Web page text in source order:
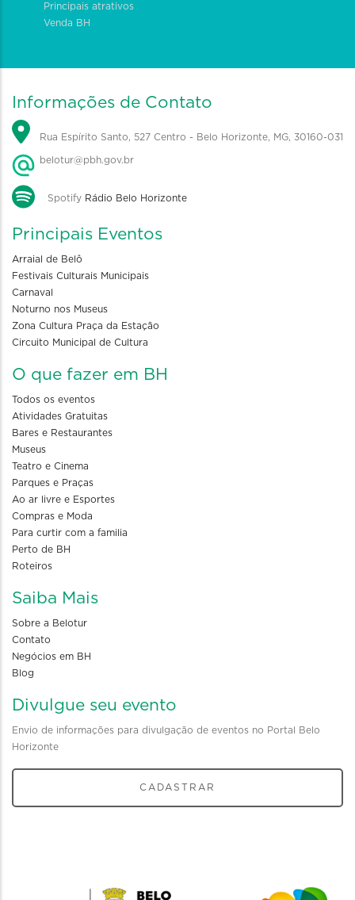
Principais atrativos
Venda BH
Informações de Contato
Rua Espírito Santo, 527 Centro - Belo Horizonte, MG, 30160-031
belotur@pbh.gov.br
Spotify Rádio Belo Horizonte
Principais Eventos
Arraial de Belô
Festivais Culturais Municipais
Carnaval
Noturno nos Museus
Zona Cultura Praça da Estação
Circuito Municipal de Cultura
O que fazer em BH
Todos os eventos
Atividades Gratuitas
Bares e Restaurantes
Museus
Teatro e Cinema
Parques e Praças
Ao ar livre e Esportes
Compras e Moda
Para curtir com a familia
Perto de BH
Roteiros
Saiba Mais
Sobre a Belotur
Contato
Negócios em BH
Blog
Divulgue seu evento
Envio de informações para divulgação de eventos no Portal Belo
Horizonte
CADASTRAR